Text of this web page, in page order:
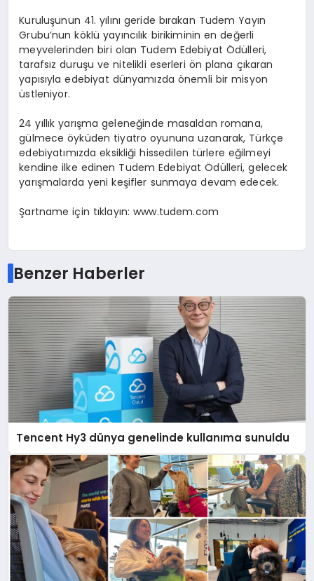
Kuruluşunun 41. yılını geride bırakan Tudem Yayın
Grubu’nun köklü yayıncılık birikiminin en değerli
meyvelerinden biri olan Tudem Edebiyat Ödülleri,
tarafsız duruşu ve nitelikli eserleri ön plana çıkaran
yapısıyla edebiyat dünyamızda önemli bir misyon
üstleniyor.
24 yıllık yarışma geleneğinde masaldan romana,
gülmece öyküden tiyatro oyununa uzanarak, Türkçe
edebiyatımızda eksikliği hissedilen türlere eğilmeyi
kendine ilke edinen Tudem Edebiyat Ödülleri, gelecek
yarışmalarda yeni keşifler sunmaya devam edecek.
Şartname için tıklayın:www.tudem.com
Benzer Haberler
Tencent Hy3 dünya genelinde kullanıma sunuldu